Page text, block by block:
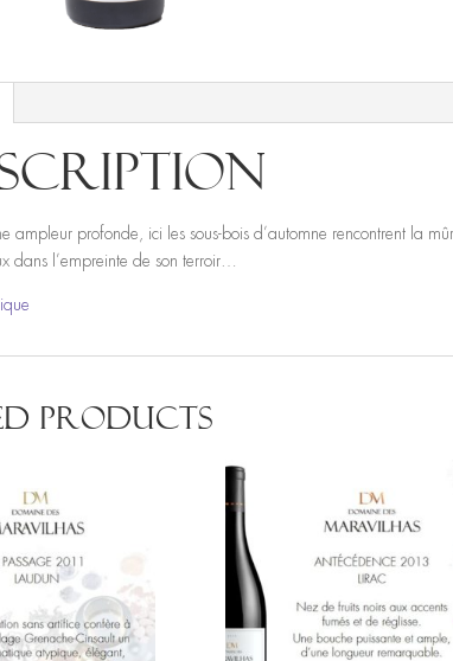
ampleur profonde, ici les sous-bois d’automne rencontrent la
dans l’empreinte de son terroir…
products